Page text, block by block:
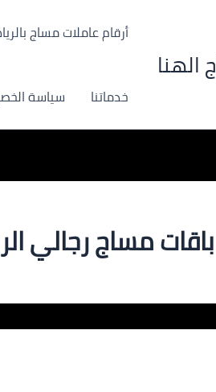
أرقام عاملات مساج
خدماتنا سياسة
باقات مساج رجالي